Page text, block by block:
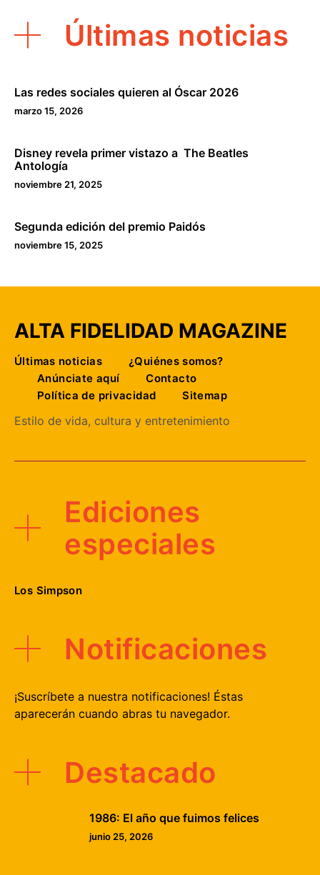
Últimas noticias
Las redes sociales quieren al Óscar 2026
marzo 15, 2026
Disney revela primer vistazo a The Beatles
Antología
noviembre 21, 2025
Segunda edición del premio Paidós
noviembre 15, 2025
ALTA FIDELIDAD MAGAZINE
Últimas noticias
¿Quiénes somos?
Anúnciate aquí
Contacto
Política de privacidad
Sitemap
Estilo de vida, cultura y entretenimiento
Ediciones
especiales
Los Simpson
Notificaciones
¡Suscríbete a nuestra notificaciones! Éstas
aparecerán cuando abras tu navegador.
Destacado
1986: El año que fuimos felices
junio 25, 2026